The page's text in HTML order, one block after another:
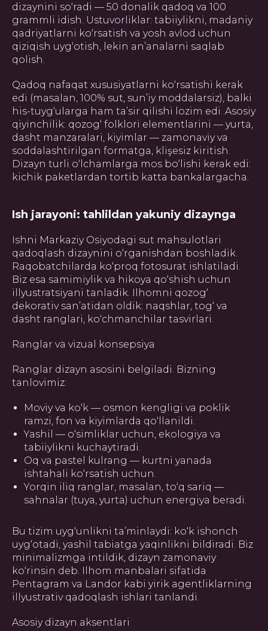
dizaynini so‘radi — 50 donalik qadoq va 100
grammli idish. Ustuvorliklar: tabiiylikni, madaniy
qadriyatlarni ko‘rsatish va yosh avlod uchun
qiziqish uyg‘otish, lekin an’analarni saqlab
qolish.
Qadoq nafaqat xususiyatlarni ko‘rsatishi kerak
edi (masalan, 100% sut, sun’iy moddalarsiz), balki
his-tuyg‘ularga ham ta’sir qilishi lozim edi. Asosiy
qiyinchilik: qozog‘ folklori elementlarini — yurta,
dasht manzaralari, kiyimlar — zamonaviy va
soddalashtirilgan formatga, klişesiz kiritish.
Dizayn turli o‘lchamlarga mos bo‘lishi kerak edi:
kichik paketlardan tortib katta bankalargacha.
Ish jarayoni: tahlildan yakuniy dizaynga
Ishni Markaziy Osiyodagi sut mahsulotlari
qadoqlash dizaynini o‘rganishdan boshladik.
Raqobatchilarda ko‘proq fotosurat ishlatiladi.
Biz esa samimiylik va hikoya qo‘shish uchun
illyustratsiyani tanladik. Ilhomni qozog‘
dekorativ san’atidan oldik: naqshlar, tog‘ va
dasht ranglari, ko‘chmanchilar tasvirlari.
Ranglar va vizual konsepsiya
Ranglar dizayn asosini belgiladi. Bizning
tanlovimiz:
Moviy va ko‘k — osmon kengligi va poklik
ramzi, fon va kiyimlarda qo‘llanildi.
Yashil — o‘simliklar uchun, ekologiya va
tabiiylikni kuchaytiradi.
Oq va pastel kulrang — kurtni yanada
ishtahali ko‘rsatish uchun.
Yorqin iliq ranglar, masalan, to‘q sariq —
sahnalar (tuya, yurta) uchun energiya beradi.
Bu tizim uyg‘unlikni ta’minlaydi: ko‘k ishonch
uyg‘otadi, yashil tabiatga yaqinlikni bildiradi. Biz
minimalizmga intildik, dizayn zamonaviy
ko‘rinsin deb. Ilhom manbalari sifatida
Pentagram va Landor kabi yirik agentliklarning
illyustrativ qadoqlash ishlari tanlandi.
Asosiy dizayn aksentlari